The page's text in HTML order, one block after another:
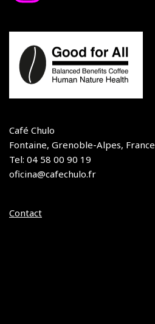
Café Chulo
Fontaine, Grenoble-Alpes, France
Tel: 04 58 00 90 19
oficina@cafechulo.fr
Contact